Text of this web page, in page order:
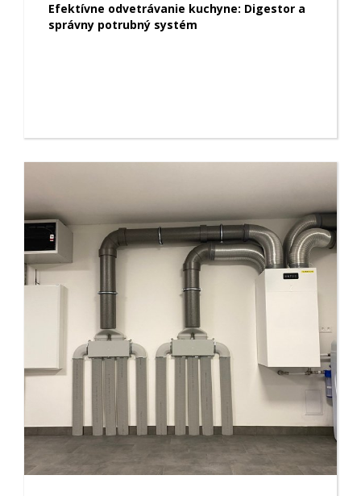
Efektívne odvetrávanie kuchyne: Digestor a
správny potrubný systém